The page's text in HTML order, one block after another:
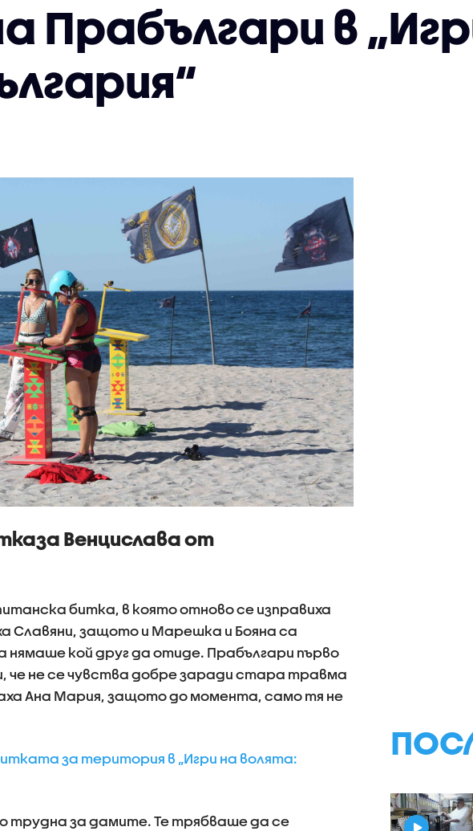
Прабългари в
Венцислава от
битка, в която отново се изправиха
Славяни, защото и Марешка и Бояна са
нямаше кой друг да отиде. Прабългари първо
че не се чувства добре заради стара травма
Ана Мария, защото до момента, само тя не
за територия в „Игри на волята:
трудна за дамите. Те трябваше да се